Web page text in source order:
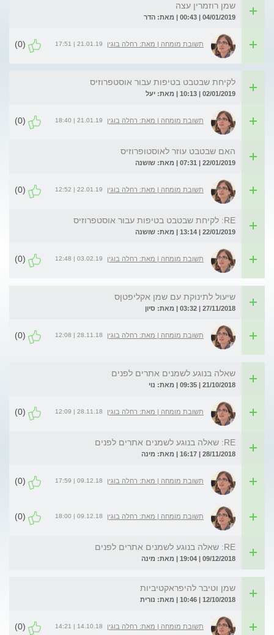
שמן רוזמרין עצה
04/01/2019 | 00:43 | מאת: הדר
תשובת מומחה | מאת: רחלה בוגין 21.01.19 | 17:51
(0)
לקיחת שבטבט בטיפות עבור אוסטפרוזיס
02/01/2019 | 10:13 | מאת: יעל
תשובת מומחה | מאת: רחלה בוגין 21.01.19 | 18:40
(0)
האם שבטבט עוזר לאוסטופרוזיס
22/01/2019 | 07:31 | מאת: שושנה
תשובת מומחה | מאת: רחלה בוגין 22.01.19 | 12:52
(0)
RE: לקיחת שבטבט בטיפות עבור אוסטפרוזיס
22/01/2019 | 13:14 | מאת: שושנה
תשובת מומחה | מאת: רחלה בוגין 03.02.19 | 12:48
(0)
שיעול לתינוקת עם שמן אקליפטןס
27/11/2018 | 03:32 | מאת: סיון
תשובת מומחה | מאת: רחלה בוגין 28.11.18 | 12:08
(0)
שאלה בנוגע לשמנים אתרים לפנים
21/10/2018 | 09:35 | מאת: נוי
תשובת מומחה | מאת: רחלה בוגין 28.11.18 | 12:09
(0)
RE: שאלה בנוגע לשמנים אתרים לפנים
28/11/2018 | 16:17 | מאת: מינה
תשובת מומחה | מאת: רחלה בוגין 09.12.18 | 17:59
(0)
תשובת מומחה | מאת: רחלה בוגין 09.12.18 | 18:00
(0)
RE: שאלה בנוגע לשמנים אתרים לפנים
09/12/2018 | 19:04 | מאת: מינה
שמן וטיבר להיפראקטיביות
12/10/2018 | 10:46 | מאת: נורית
תשובת מומחה | מאת: רחלה בוגין 14.10.18 | 14:21
(0)